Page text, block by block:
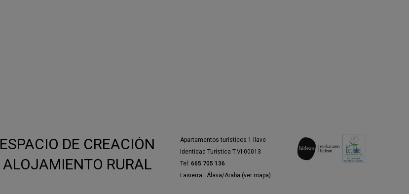
ESPACIO DE CREACIÓN
ALOJAMIENTO RURAL
Apartamentos turísticos 1 llave
Identidad Turística T.VI-00013
Tel: 665 705 136
Lasierra · Álava/Araba (ver mapa)